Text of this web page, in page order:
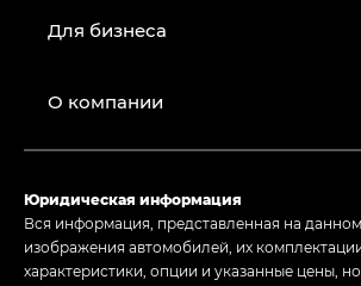
Для бизнеса
О компании
Юридическая информация
Вся информация, представленная на
изображения автомобилей, их
характеристики, опции и указанные цены,